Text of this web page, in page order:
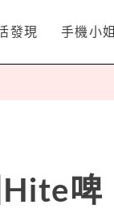
發現 手機小姐
啤